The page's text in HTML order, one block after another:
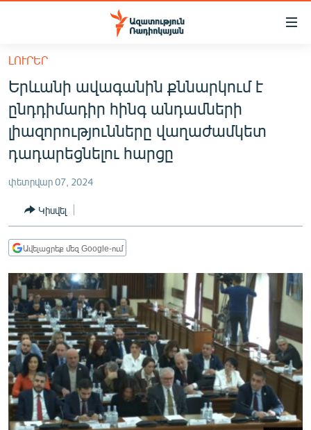
Մատչելիության
հիմնական
բովանդակությանը
Անցնել
հիմնական
մենյուին
Որոնում
ՀԱՅԱՍՏԱՆ
ՔԱՂԱՔԱԿԱՆ
ԸՆՏՐՈՒԹՅՈՒՆՆԵՐ 2026
ՏՆՏԵՍՈՒԹՅՈՒՆ
ՂԱՐԱԲԱՂ
ՊԱՏԵՐԱԶՄԻ 6 ՇԱԲԱԹՆԵՐԸ
ՏԱՐԱԾԱՇՐՋԱՆ
ՄԻՋԱԶԳԱՅԻՆ
ՄՇԱԿՈՒՅԹ
ՍՊՈՐՏ
ՄԵԿՆԱԲԱՆՈՒԹՅՈՒՆ
ՏՏ ԵՒ ԻՆՏԵՐՆԵՏ
ԼՈՒՐԵՐ
Երևանի ավագանին քննարկում է
ընդդիմադիր հինգ անդամների
լիազորությունները վաղաժամկետ
դադարեցնելու հարցը
փետրվար 07, 2024
Կիսվել
Ավելացրեք մեզ Google-ում